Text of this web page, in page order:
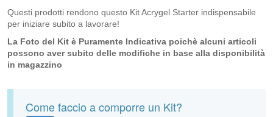
Questi prodotti rendono questo Kit Acrygel Starter indispensabile
per iniziare subito a lavorare!
La Foto del Kit è Puramente Indicativa poichè alcuni articoli
possono aver subito delle modifiche in base alla disponibilità
in magazzino
Come faccio a comporre un Kit?